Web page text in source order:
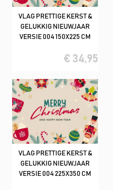
VLAG PRETTIGE KERST &
GELUKKIG NIEUWJAAR
VERSIE 004 150X225 CM
€ 34,95
VLAG PRETTIGE KERST &
GELUKKIG NIEUWJAAR
VERSIE 004 225X350 CM